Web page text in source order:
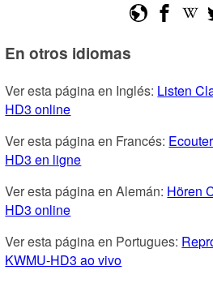
En otros idiomas
Ver esta página en Inglés: Listen
HD3 online
Ver esta página en Francés:
HD3 en ligne
Ver esta página en Alemán: Hören
HD3 online
Ver esta página en Portugues:
KWMU-HD3 ao vivo